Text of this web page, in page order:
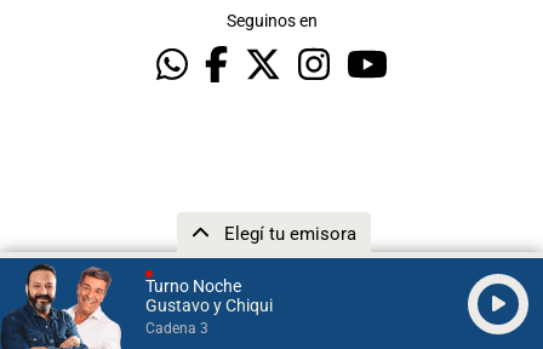
Turno Noche
Gustavo y Chiqui
Cadena 3
Elegí tu emisora
Seguinos en